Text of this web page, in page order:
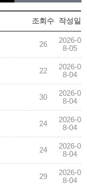
조회수 작성일
26
2026-0
8-05
22
2026-0
8-04
30
2026-0
8-04
24
2026-0
8-04
24
2026-0
8-04
29
2026-0
8-04